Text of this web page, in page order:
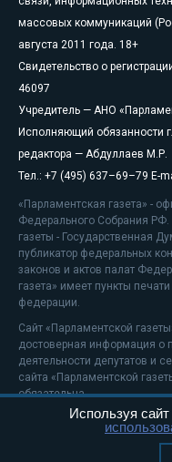
массовых коммуникаций
августа 2011 года. 18+
Свидетельство о
46097
Учредитель — АНО
Исполняющий обязанности
редактора — Абдуллаев М.Р.
Тел.: +7 (495) 637–69–79 E-
«Парламентская газета» -
Федерального Собрания РФ.
газеты - Государственная
публикатор федеральных
законов и актов палат
газета» имеет пункты
федерации.
Сайт «Парламентской
достоверная информация о
деятельности депутатов и
сайта «Парламентской
обязательна.
На информационном
Положение о защите
Используя